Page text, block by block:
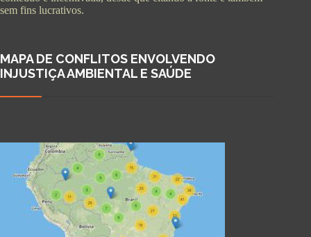
sem fins lucrativos.
MAPA DE CONFLITOS ENVOLVENDO
INJUSTIÇA AMBIENTAL E SAÚDE